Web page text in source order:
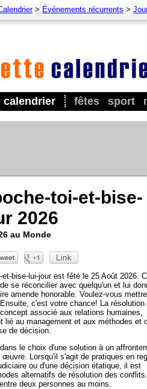
calendrier fêtes sport
> Événements récurrents >
toi-et-bise-
2026
au Monde
et-bise-lui-jour est fêté le 25 Août 2026.
se réconcilier avec quelqu'un et lui
amende honorable. Voulez-vous
c'est votre chance! La résolution
associé aux relations humaines,
lié au management et aux méthodes et
de décision.
le choix d'une solution à un
Lorsqu'il s'agit de pratiques en
ou d'une décision étatique, il est
alternatifs de résolution des
deux personnes au moins.